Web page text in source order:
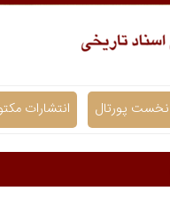
پورتال انتشارات